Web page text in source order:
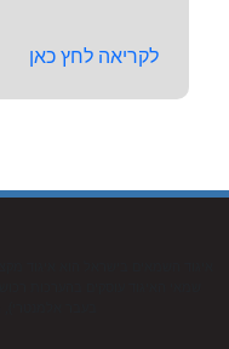
לקריאה לחץ כאן